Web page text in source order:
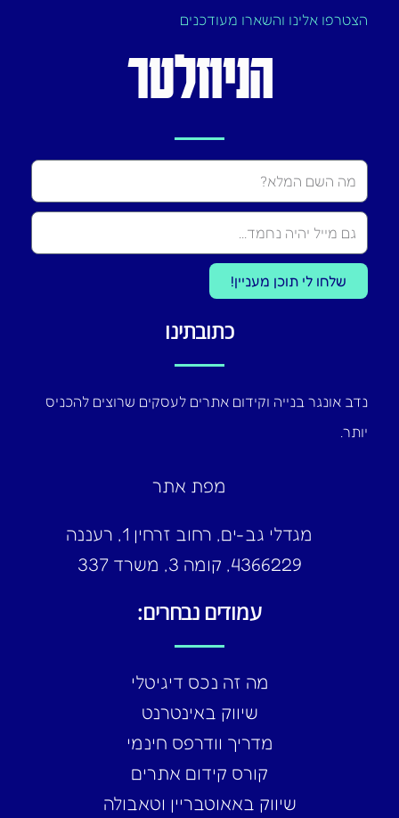
עמודים נבחרים:
מה זה נכס דיגיטלי
שיווק באינטרנט
מדריך וודרפס חינמי
קורס קידום אתרים
שיווק באאוטבריין וטאבולה
כתובתינו
נדב אונגר בנייה וקידום אתרים לעסקים שרוצים להכניס
יותר.
מפת אתר
מגדלי גב-ים, רחוב זרחין 1, רעננה
4366229, קומה 3, משרד 337
הצטרפו אלינו והשארו מעודכנים
הניוזלטר
Name
שלחו לי תוכן מעניין!